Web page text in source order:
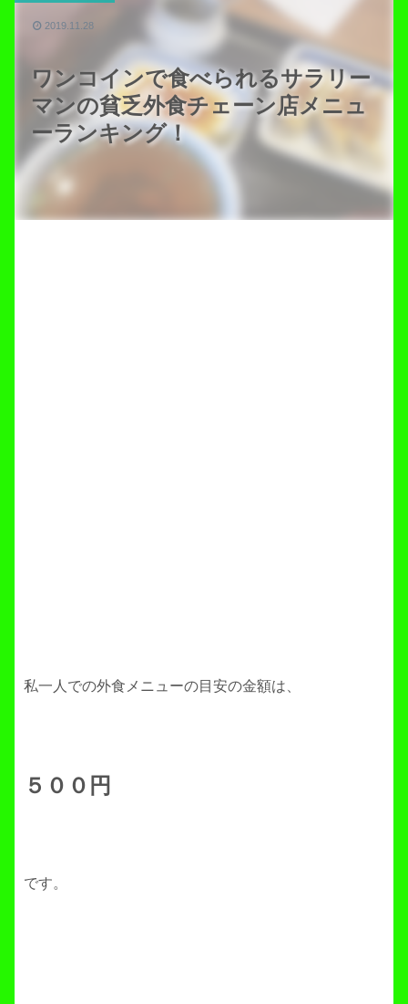
ワンコインで食べられるサラリー
マンの貧乏外食チェーン店メニュ
ーランキング！
2019.11.28
私一人での外食メニューの目安の金額は、
５００円
です。